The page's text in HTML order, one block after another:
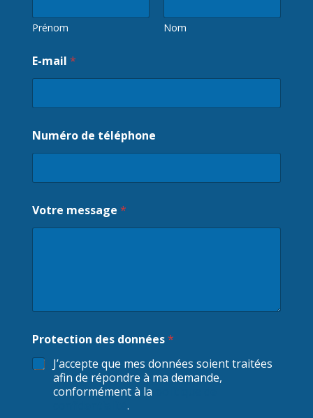
Prénom Nom
o
t
e
o
t
r
d
s
E-mail *
Numéro de téléphone
Votre message *
Protection des données*
J’accepte que mes données soient traitées
afin de répondre à ma demande,
conformément à la
.